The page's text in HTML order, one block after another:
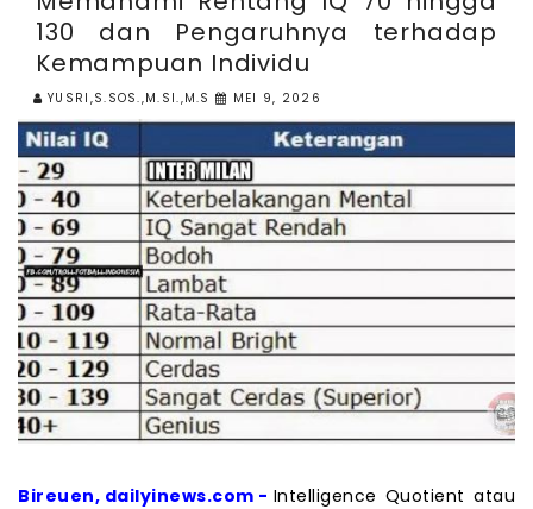
130 dan Pengaruhnya terhadap
Kemampuan Individu
YUSRI,S.SOS.,M.SI.,M.S MEI 9, 2026
Bireuen, dailyinews.com - Intelligence Quotient atau